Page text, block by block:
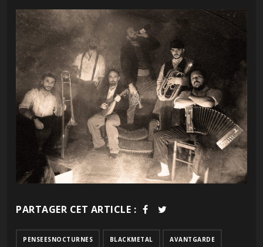
PARTAGER CET ARTICLE :
PENSEESNOCTURNES BLACKMETAL AVANTGARDE